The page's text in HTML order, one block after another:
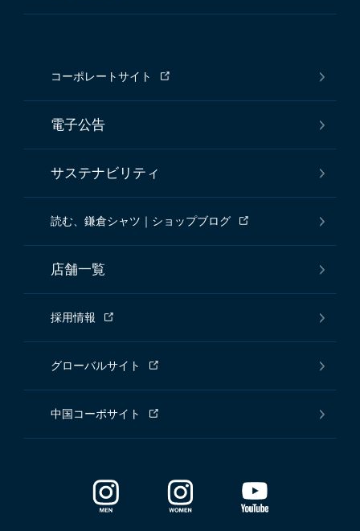
コーポレートサイト
電子公告
サステナビリティ
読む、鎌倉シャツ｜ショップブログ
店舗一覧
採用情報
グローバルサイト
中国コーポサイト